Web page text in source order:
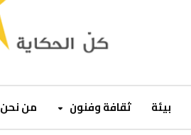
بيئة ثقافة وفنون من نحن